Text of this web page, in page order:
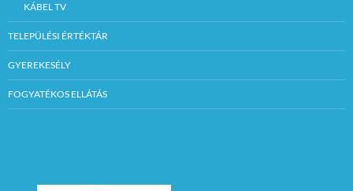
KÁBEL TV
TELEPÜLÉSI ÉRTÉKTÁR
GYEREKESÉLY
FOGYATÉKOS ELLÁTÁS